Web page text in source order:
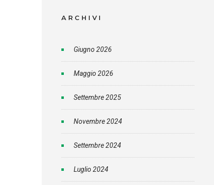
ARCHIVI
Giugno 2026
Maggio 2026
Settembre 2025
Novembre 2024
Settembre 2024
Luglio 2024